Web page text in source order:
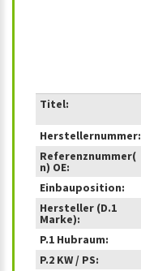
Titel:
Herstellernummer:
Referenznummer(
n) OE:
Einbauposition:
Hersteller (D.1
Marke):
P.1 Hubraum:
P.2 KW / PS: